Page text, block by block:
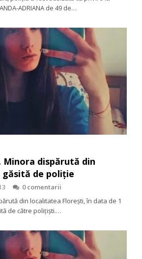
ADRIANA de 49 de…
Minora dispărută din
de poliție
0 comentarii
din localitatea Florești, în data de 1
de către polițiști.…